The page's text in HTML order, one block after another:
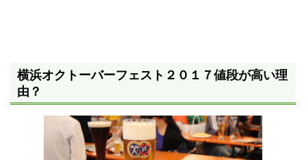
横浜オクトーバーフェスト２０１７値段が高い理
由？